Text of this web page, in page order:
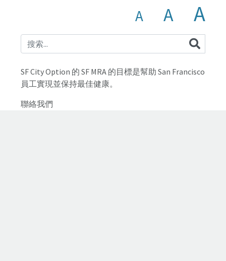
A A A
SF City Option 的 SF MRA 的目標是幫助 San Francisco
員工實現並保持最佳健康。
聯絡我們